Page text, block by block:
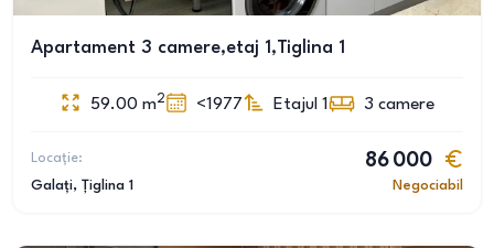
Apartament 3 camere,etaj 1,Tiglina 1
59.00 m2 <1977 Etajul 1 3 camere
Locație:
Galați, Țiglina 1
86 000
Negociabil